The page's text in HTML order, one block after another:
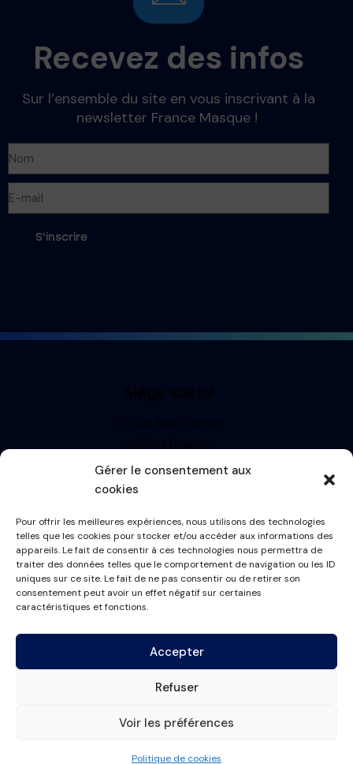
Gérer le consentement aux
cookies
Pour offrir les meilleures expériences, nous utilisons des technologies
telles que les cookies pour stocker et/ou accéder aux informations des
appareils. Le fait de consentir à ces technologies nous permettra de
traiter des données telles que le comportement de navigation ou les ID
uniques sur ce site. Le fait de ne pas consentir ou de retirer son
consentement peut avoir un effet négatif sur certaines
caractéristiques et fonctions.
Accepter
Refuser
Voir les préférences
Politique de cookies
Recevez des infos
Sur l’ensemble du site en vous inscrivant à la
newsletter France Masque !
S'inscrire
Siège social
55 rue Sadi Carnot
93700 Drancy
Siren : 499710697
TVA: FR13499710697
Informations
Mentions Légales
Politique de cookies
Conditions générales
Contactez-nous
contact@france-masque.fr
France-Masque.fr 2023.